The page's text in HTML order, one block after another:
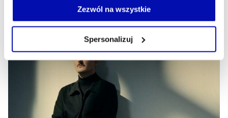
możesz łatwo zarządzać swoimi uprawnieniami, np. we
własnej przeglądarce internetowej lub po wybraniu opcji
Polityce Prywatności
Zezwól na wszystkie
Spersonalizuj